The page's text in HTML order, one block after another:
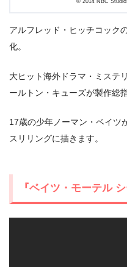
アルフレッド・ヒッチコック
化。
大ヒット海外ドラマ・ミステ
ールトン・キューズが製作総
17歳の少年ノーマン・ベイツ
スリリングに描きます。
『ベイツ・モーテル